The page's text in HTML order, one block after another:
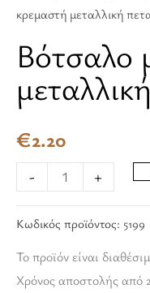
κρεμαστή μεταλλική
Βότσαλο
€2.20
- +
Κωδικός προϊόντος: 5199
Το προϊόν είναι
Χρόνος αποστολής από